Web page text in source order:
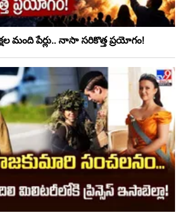
మంది పేర్లు.. నాసా సరికొత్త ప్రయోగం!